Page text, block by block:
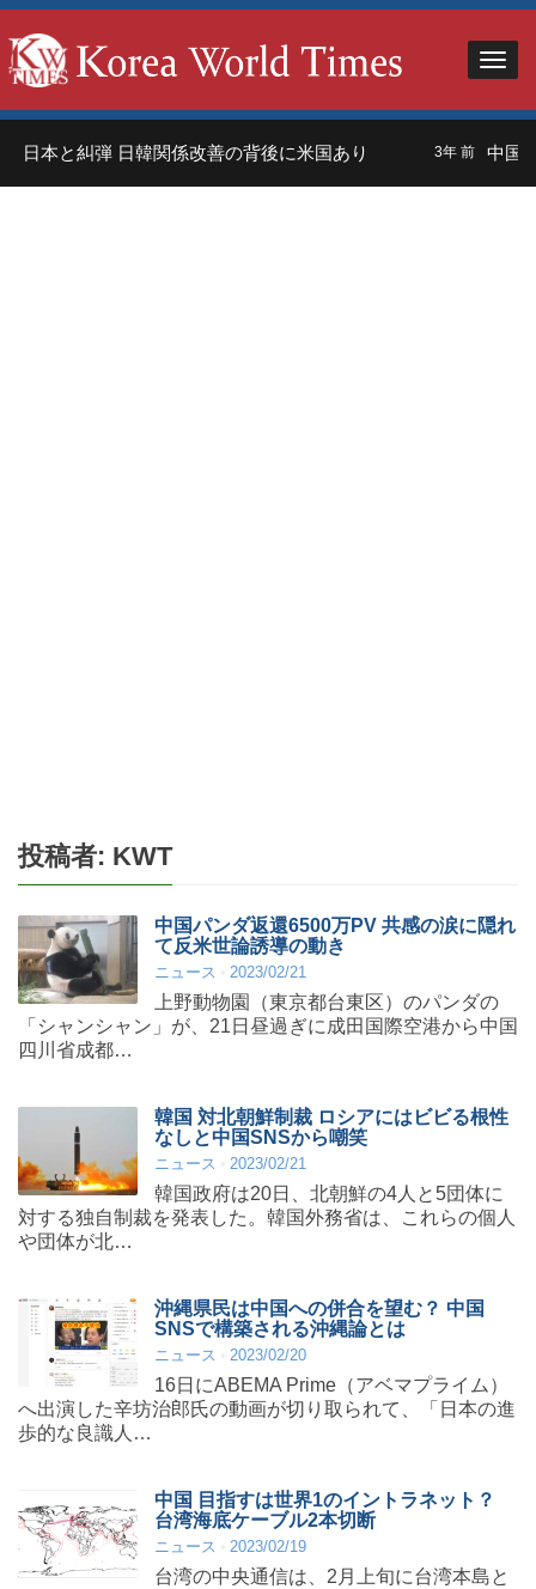
本と糾弾 日韓関係改善の背後に米国あり 3年 前 中国人
投稿者: KWT
中国パンダ返還6500万PV 共感の涙に隠れ
て反米世論誘導の動き
ニュース 2023/02/21
上野動物園（東京都台東区）のパンダの
「シャンシャン」が、21日昼過ぎに成田国際空港から中国
四川省成都…
韓国 対北朝鮮制裁 ロシアにはビビる根性
なしと中国SNSから嘲笑
ニュース 2023/02/21
韓国政府は20日、北朝鮮の4人と5団体に
対する独自制裁を発表した。韓国外務省は、これらの個人
や団体が北…
沖縄県民は中国への併合を望む？ 中国
SNSで構築される沖縄論とは
ニュース 2023/02/20
16日にABEMA Prime（アベマプライム）
へ出演した辛坊治郎氏の動画が切り取られて、「日本の進
歩的な良識人…
中国 目指すは世界1のイントラネット？
台湾海底ケーブル2本切断
ニュース 2023/02/19
台湾の中央通信は、2月上旬に台湾本島と